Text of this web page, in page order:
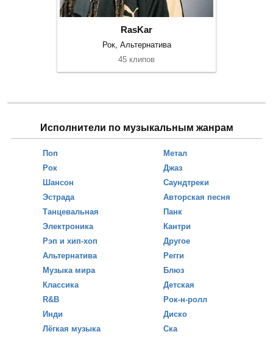
RasKar
Рок, Альтернатива
45 клипов
Исполнители по музыкальным жанрам
Поп
Рок
Шансон
Эстрада
Танцевальная
Электроника
Рэп и хип-хоп
Альтернатива
Музыка мира
Классика
R&B
Инди
Лёгкая музыка
Метал
Джаз
Саундтреки
Авторская песня
Панк
Кантри
Другое
Регги
Блюз
Детская
Рок-н-ролл
Диско
Ска